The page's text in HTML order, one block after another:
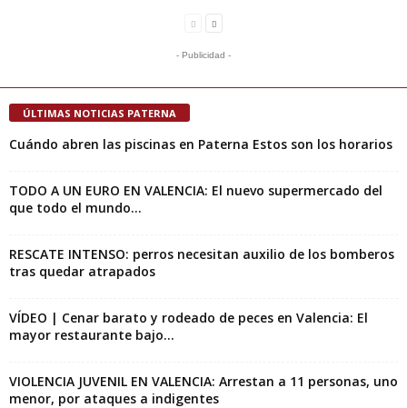
- Publicidad -
ÚLTIMAS NOTICIAS PATERNA
Cuándo abren las piscinas en Paterna Estos son los horarios
TODO A UN EURO EN VALENCIA: El nuevo supermercado del
que todo el mundo...
RESCATE INTENSO: perros necesitan auxilio de los bomberos
tras quedar atrapados
VÍDEO | Cenar barato y rodeado de peces en Valencia: El
mayor restaurante bajo...
VIOLENCIA JUVENIL EN VALENCIA: Arrestan a 11 personas, uno
menor, por ataques a indigentes